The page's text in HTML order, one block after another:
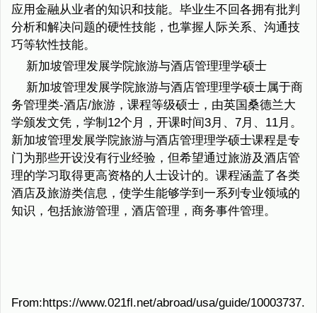
应用金融从业者的知识和技能。毕业生不回各拥有批判
分析和解决问题的硬性技能，也掌握人际关系、沟通技
巧等软性技能。
新加坡管理发展学院旅游与酒店管理理学硕士
新加坡管理发展学院旅游与酒店管理理学硕士属于商
务管理类-酒店/旅游，课程等级硕士，由英国桑德兰大
学颁发文凭，学制12个月，开课时间3月、7月、11月。
新加坡管理发展学院旅游与酒店管理理学硕士课程是专
门为那些开设没有行业经验，但希望通过旅游及酒店管
理的学习取得更高资格的人士设计的。课程涵盖了各类
酒店及旅游类信息，使学生能够学到一系列专业领域的
知识，包括旅游管理，酒店管理，商务事件管理。
From:https://www.021fl.net/abroad/usa/guide/10003737.